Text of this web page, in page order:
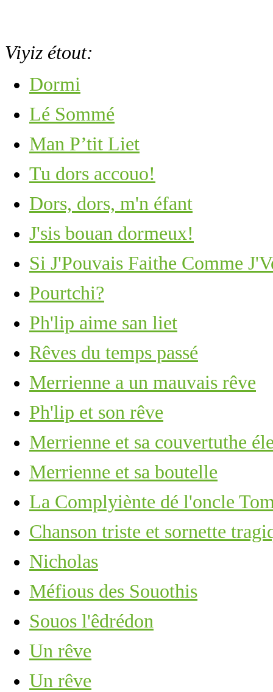
Viyiz étout:
Dormi
Lé Sommé
Man P’tit Liet
Tu dors accouo!
Dors, dors, m'n éfant
J'sis bouan dormeux!
Si J'Pouvais Faithe Comme
Pourtchi?
Ph'lip aime san liet
Rêves du temps passé
Merrienne a un mauvais rêve
Ph'lip et son rêve
Merrienne et sa couvertuthe
Merrienne et sa boutelle
La Complyiènte dé l'oncle
Chanson triste et sornette
Nicholas
Méfious des Souothis
Souos l'êdrédon
Un rêve
Un rêve